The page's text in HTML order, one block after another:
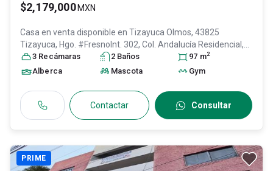
$2,179,000 MXN
Casa en venta disponible en Tizayuca Olmos, 43825
Tizayuca, Hgo. #FresnoInt. 302, Col. Andalucía Residencial,
Tizayuca, Hidalgo , México, C.P. 43825 28823200
3 Recámaras 2 Baños 97 m2
Alberca Mascota Gym
Contactar Consultar
PRIME